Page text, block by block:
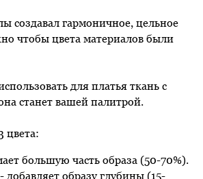
создавал гармоничное, цельное
чтобы цвета материалов были
для платья ткань с
станет вашей палитрой.
цвета:
большую часть образа (50-70%).
образу глубины (15-